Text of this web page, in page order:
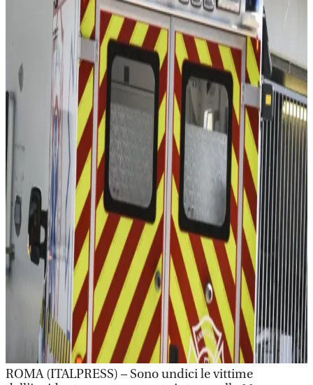
ROMA (ITALPRESS) – Sono undici le vittime